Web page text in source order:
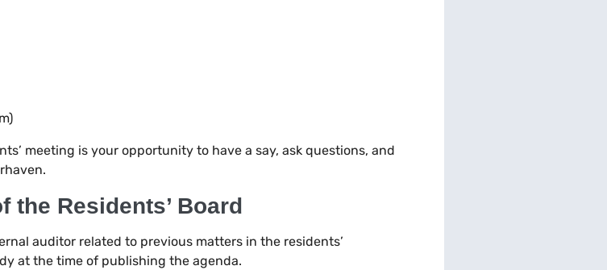
meeting is your opportunity to have a say, ask questions, and
the Residents’ Board
auditor related to previous matters in the residents’
at the time of publishing the agenda.